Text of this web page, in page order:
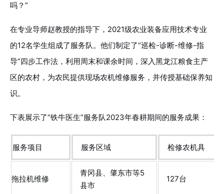
吗？”
在专业导师赵教授的指导下，2021级农业装备应用技术专业
的12名学生组成了服务队。他们制定了“巡检-诊断-维修-指
导”四步工作法，利用周末和课余时间，深入黑龙江粮食主产
区的农村，为农民提供现场农机维修服务，并传授基础保养知
识。
下表展示了“铁牛医生”服务队2023年春耕期间的服务成果：
服务项目 服务区域 检修农机具
拖拉机维修
青冈县、肇东市等5
县市
127台